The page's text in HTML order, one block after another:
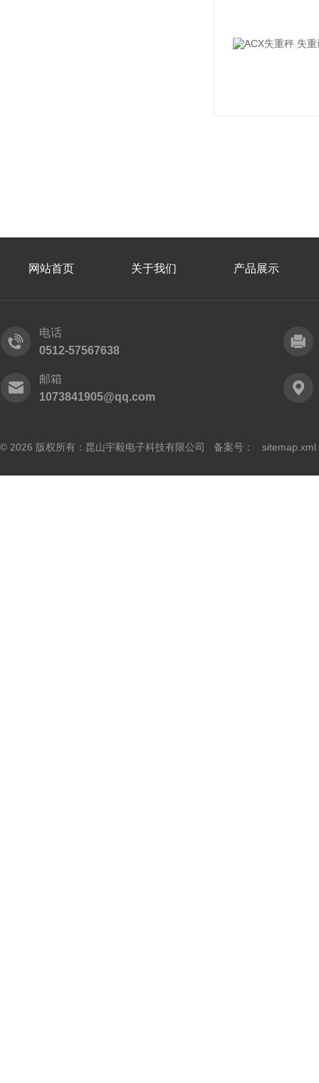
网站首页 关于我们 产品展示
电话
0512-57567638
邮箱
1073841905@qq.com
© 2026 版权所有：昆山宇毅电子科技有限公司 备案号： sitemap.xml